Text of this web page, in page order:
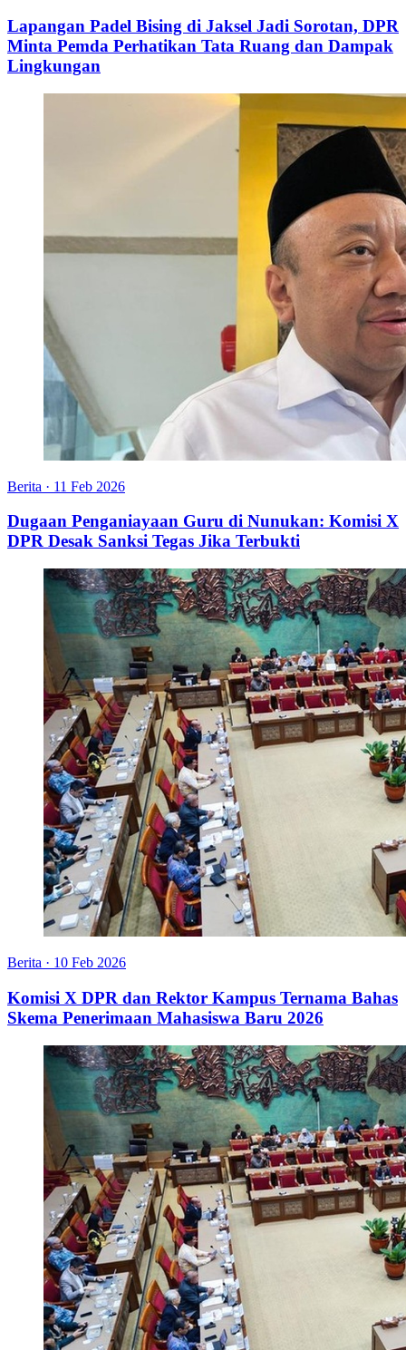
Lapangan Padel Bising di Jaksel Jadi Sorotan, DPR
Minta Pemda Perhatikan Tata Ruang dan Dampak
Lingkungan
Berita · 11 Feb 2026
Dugaan Penganiayaan Guru di Nunukan: Komisi X
DPR Desak Sanksi Tegas Jika Terbukti
Berita · 10 Feb 2026
Komisi X DPR dan Rektor Kampus Ternama Bahas
Skema Penerimaan Mahasiswa Baru 2026